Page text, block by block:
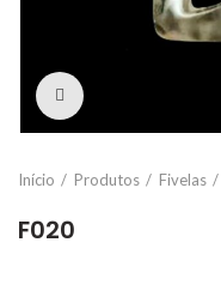
Início Produtos Fivelas
F020